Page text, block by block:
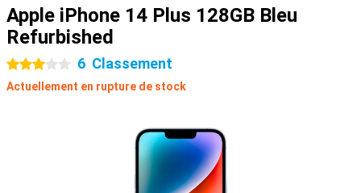
Apple iPhone 14 Plus 128GB Bleu
Refurbished
3 étoiles 6 Classement
Actuellement en rupture de stock